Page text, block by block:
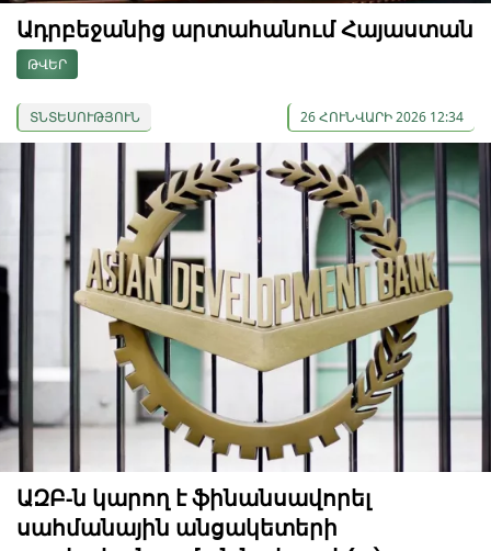
Ադրբեջանից արտահանում Հայաստան
ԹՎԵՐ
ՏՆՏԵՍՈՒԹՅՈՒՆ 26 ՀՈՒՆՎԱՐԻ 2026 12:34
ԱԶԲ-ն կարող է ֆինանսավորել
սահմանային անցակետերի